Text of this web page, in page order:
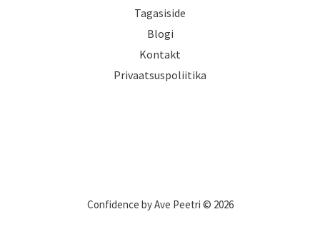
Tagasiside
Blogi
Kontakt
Privaatsuspoliitika
Confidence by Ave Peetri © 2026